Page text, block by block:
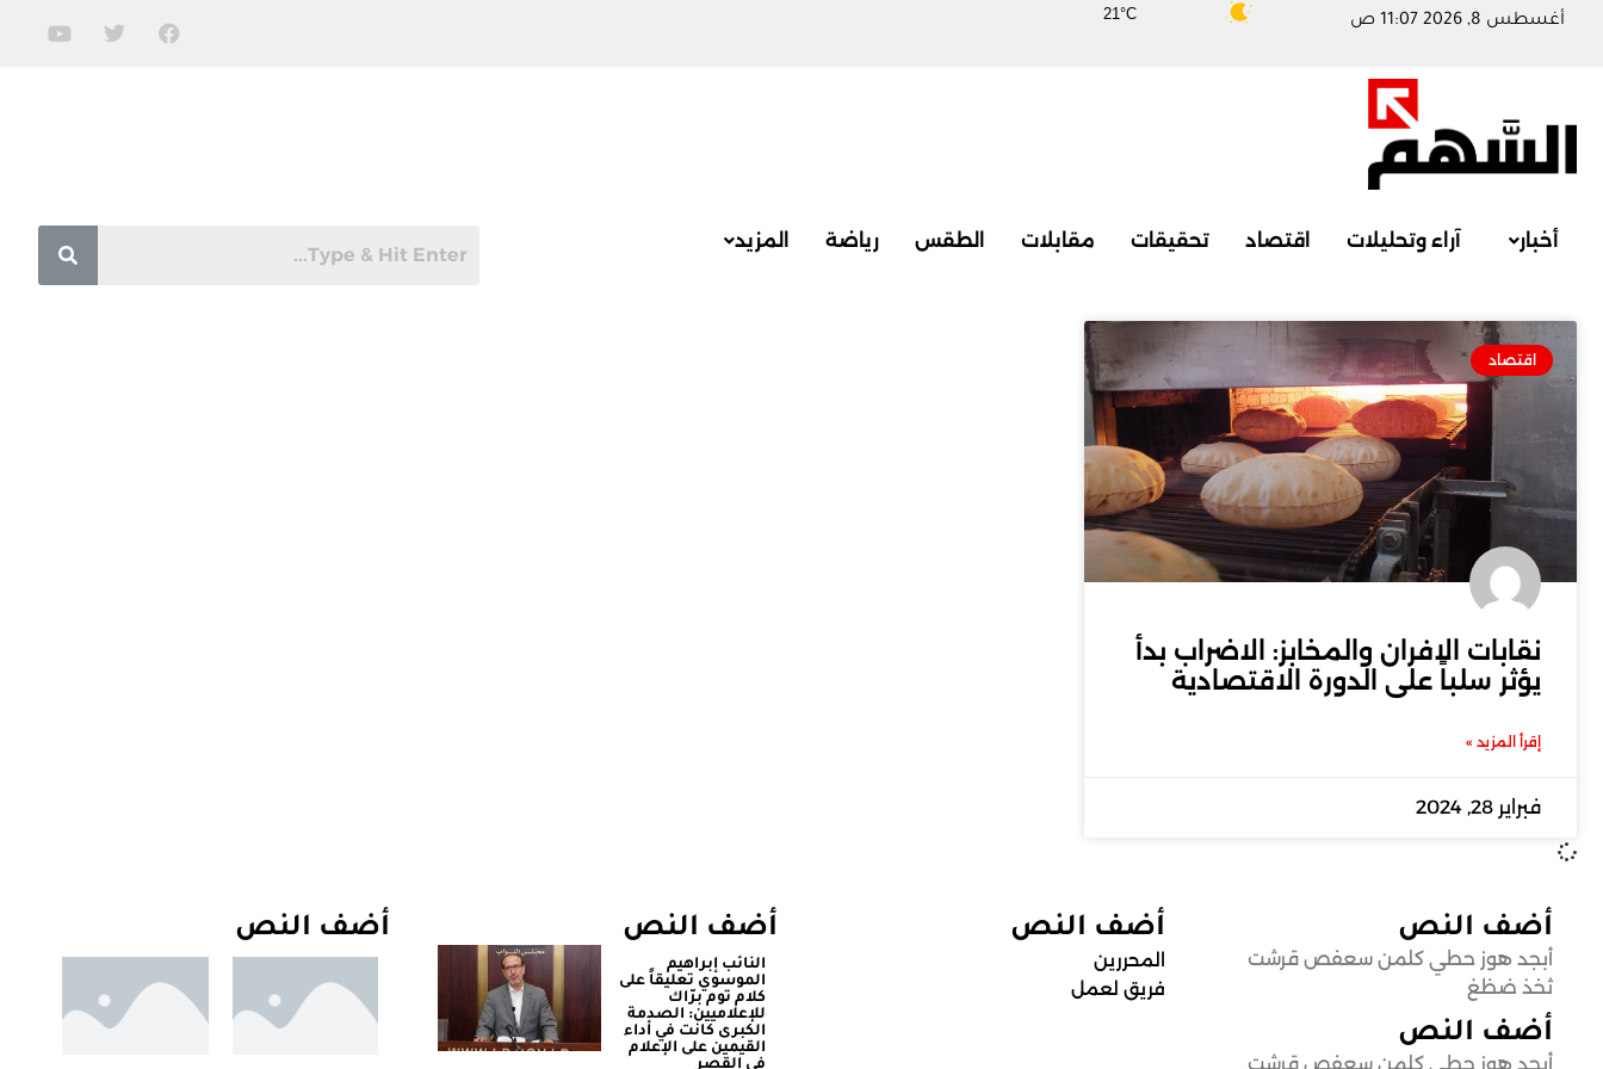
21°C أغسطس 8, 2026 11:07 ص
أخبار آراء وتحليلات اقتصاد تحقيقات مقابلات الطقس رياضة المزيد
اقتصاد
نقابات الافران والمخابز: الاضراب بدأ
يؤثر سلباً على الدورة الاقتصادية
إقرأ المزيد »
فبراير 28, 2024
أضف النص
أبجد هوز حطي كلمن سعفص قرشت
ثخذ ضظغ
أضف النص
أبجد هوز حطي كلمن سعفص قرشت
أضف النص
المحررين
فريق لعمل
أضف النص
النائب إبراهيم
الموسوي تعليقاً على
كلام توم برّاك
للإعلاميين: الصدمة
الكبرى كانت في أداء
القيمين على ‏الإعلام
في القصر
أضف النص